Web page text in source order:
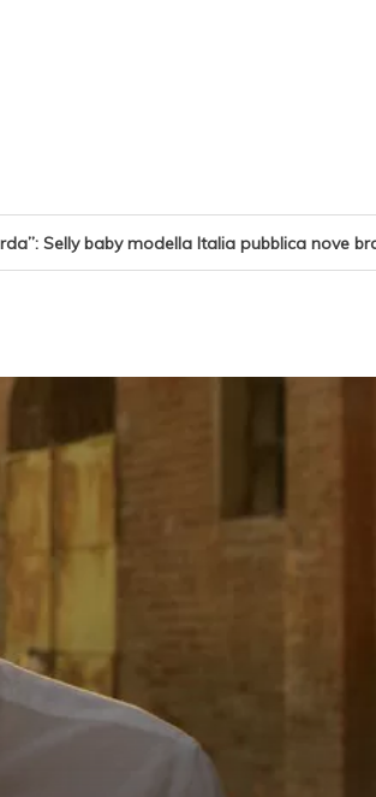
Selly baby modella Italia pubblica nove
(acoustic version) è il nuovo singolo di
la possibilità concreta di cambiare il